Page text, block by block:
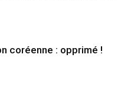
coréenne : opprimé !